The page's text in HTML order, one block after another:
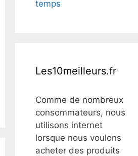
temps
Les10meilleurs.fr
Comme de nombreux
consommateurs, nous
utilisons internet
lorsque nous voulons
acheter des produits